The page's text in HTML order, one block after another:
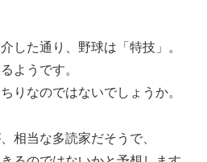
した通り、野球は「特技」。
ようです。
りなのではないでしょうか。
相当な多読家だそうで、